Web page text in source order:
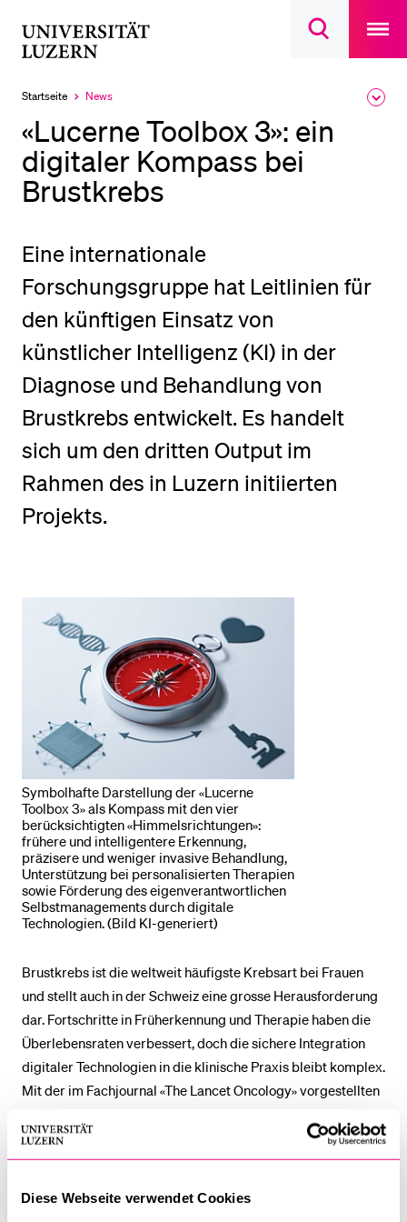
Diese Webseite verwendet Cookies
Suchdialog
main
Startseite
Aktuell
News
«Lucerne Toolbox 3»: ein
digitaler Kompass bei
Brustkrebs
Eine internationale
Forschungsgruppe hat Leitlinien für
den künftigen Einsatz von
künstlicher Intelligenz (KI) in der
Diagnose und Behandlung von
Brustkrebs entwickelt. Es handelt
sich um den dritten Output im
Rahmen des in Luzern initiierten
Projekts.
Symbolhafte Darstellung der «Lucerne
Toolbox 3» als Kompass mit den vier
berücksichtigten «Himmelsrichtungen»:
frühere und intelligentere Erkennung,
präzisere und weniger invasive Behandlung,
Unterstützung bei personalisierten Therapien
sowie Förderung des eigenverantwortlichen
Selbstmanagements durch digitale
Technologien. (Bild KI-generiert)
Brustkrebs ist die weltweit häufigste Krebsart bei Frauen
und stellt auch in der Schweiz eine grosse Herausforderung
dar. Fortschritte in Früherkennung und Therapie haben die
Überlebensraten verbessert, doch die sichere Integration
digitaler Technologien in die klinische Praxis bleibt komplex.
Mit der im Fachjournal «The Lancet Oncology» vorgestellten
Forschungsfragen vor, die geklärt werden müssen, damit KI-
basierte Verfahren verlässlich eingesetzt werden können.
Der interdisziplinäre Verbund mit derzeit 112
LETZTE SUCHEN
DIE UNI FÜR…
Schulklassen und Lehrpersonen
Studien­interessierte
Forschende
Mitarbeitende
Alumni
Stellensuchende
BELIEBTE INHALTE
Vorlesungsverzeichnis
Bibliothek
Anmeldung und Zulassung